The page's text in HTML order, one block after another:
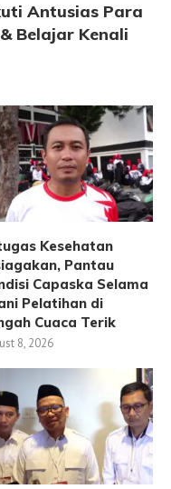
Antusias Para
Belajar Kenali
Kesehatan
Pantau
Capaska Selama
Pelatihan di
Cuaca Terik
8, 2026